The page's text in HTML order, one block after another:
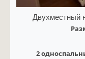
Двухместный
2